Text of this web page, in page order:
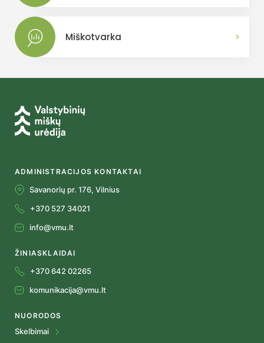
Miškotvarka >
ADMINISTRACIJOS KONTAKTAI
Savanorių pr. 176, Vilnius
+370 527 34021
info@vmu.lt
ŽINIASKLAIDAI
+370 642 02265
komunikacija@vmu.lt
NUORODOS
Skelbimai